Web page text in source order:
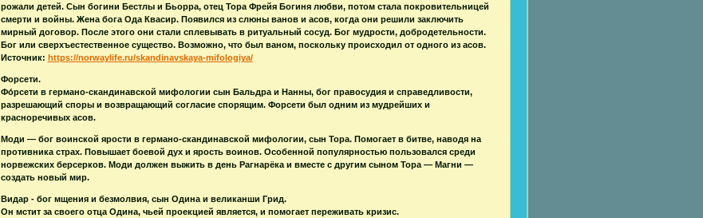
рожали детей. Сын богини Бестлы и Бьорра, отец Тора Фрейя Богиня любви, потом стала покровительницей
смерти и войны. Жена бога Ода Квасир. Появился из слюны ванов и асов, когда они решили заключить
мирный договор. После этого они стали сплевывать в ритуальный сосуд. Бог мудрости, добродетельности.
Бог или сверхъестественное существо. Возможно, что был ваном, поскольку происходил от одного из асов.
Источник: https://norwaylife.ru/skandinavskaya-mifologiya/
Форсети.
Фо́рсети в германо-скандинавской мифологии сын Бальдра и Нанны, бог правосудия и справедливости,
разрешающий споры и возвращающий согласие спорящим. Форсети был одним из мудрейших и
красноречивых асов.
Моди — бог воинской ярости в германо-скандинавской мифологии, сын Тора. Помогает в битве, наводя на
противника страх. Повышает боевой дух и ярость воинов. Особенной популярностью пользовался среди
норвежских берсерков. Моди должен выжить в день Рагнарёка и вместе с другим сыном Тора — Магни —
создать новый мир.
Видар - бог мщения и безмолвия, сын Одина и великанши Грид.
Он мстит за своего отца Одина, чьей проекцией является, и помогает переживать кризис.